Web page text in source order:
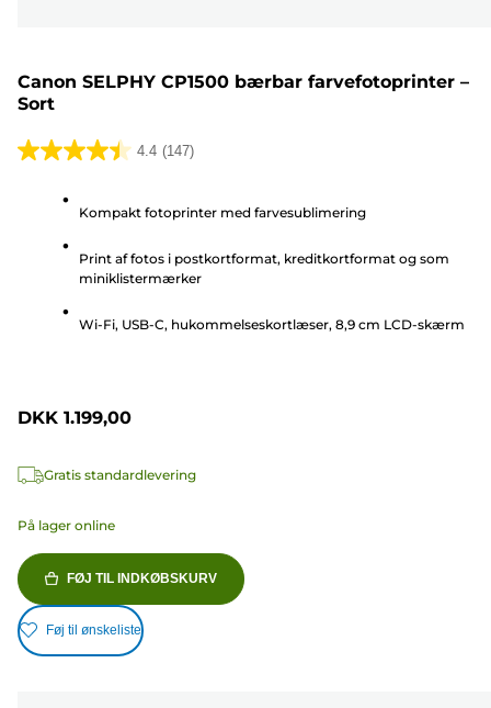
Canon SELPHY CP1500 bærbar farvefotoprinter –
Sort
4.4 (147)
4.4
stjerner.
anmeldelser
Kompakt fotoprinter med farvesublimering
Print af fotos i postkortformat, kreditkortformat og som
miniklistermærker
Wi-Fi, USB-C, hukommelseskortlæser, 8,9 cm LCD-skærm
DKK 1.199,00
Gratis standardlevering
På lager online
FØJ TIL INDKØBSKURV
Føj til ønskeliste